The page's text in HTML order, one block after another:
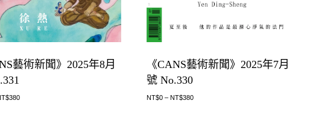
藝術新聞》2025年8月
380
《CANS藝術新聞》2025年7月
號 No.330
NT$0– NT$380